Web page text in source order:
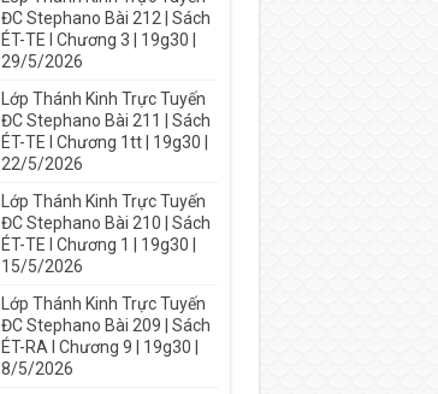
ĐC Stephano Bài 212 | Sách
ÉT-TE I Chương 3 | 19g30 |
29/5/2026
Lớp Thánh Kinh Trực Tuyến
ĐC Stephano Bài 211 | Sách
ÉT-TE I Chương 1tt | 19g30 |
22/5/2026
Lớp Thánh Kinh Trực Tuyến
ĐC Stephano Bài 210 | Sách
ÉT-TE I Chương 1 | 19g30 |
15/5/2026
Lớp Thánh Kinh Trực Tuyến
ĐC Stephano Bài 209 | Sách
ÉT-RA I Chương 9 | 19g30 |
8/5/2026